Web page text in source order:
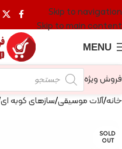
Skip to navigation
Skip to main content
MENU
فروش ویژه
خانه آلات موسیقی سازهای کوبه ای
SOLD
OUT